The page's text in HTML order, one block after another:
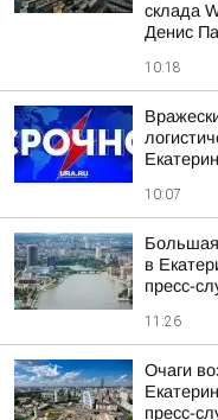
склада
Денис
10:18
10:07
Большая
в
пресс-
11:26
Очаги
пресс-